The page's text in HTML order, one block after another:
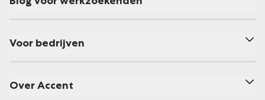
Voor bedrijven
Over Accent